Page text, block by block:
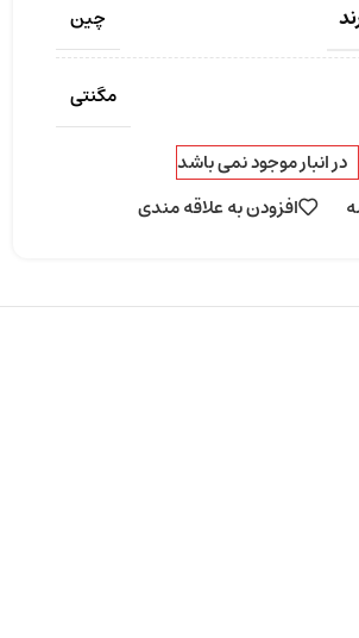
چین
مگنتی
در انبار موجود نمی باشد
افزودن به علاقه مندی